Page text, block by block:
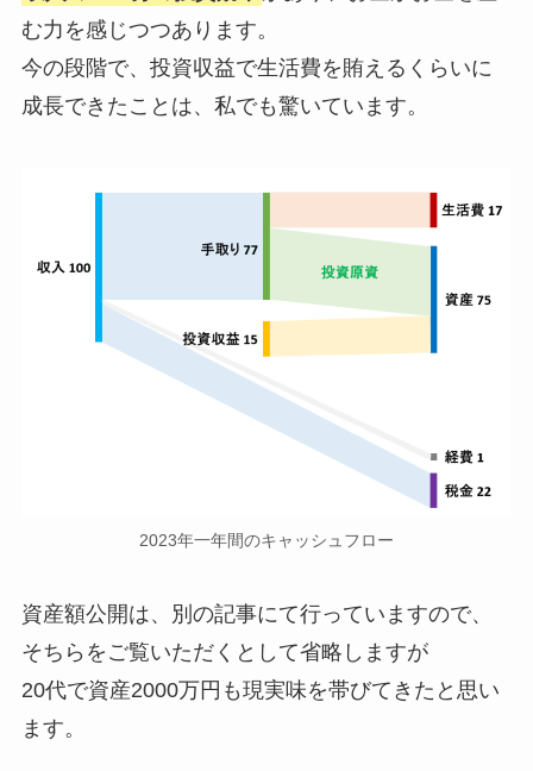
む力を感じつつあります。
今の段階で、投資収益で生活費を賄えるくらいに
成長できたことは、私でも驚いています。
2023年一年間のキャッシュフロー
資産額公開は、別の記事にて行っていますので、
そちらをご覧いただくとして省略しますが
20代で資産2000万円も現実味を帯びてきたと思い
ます。